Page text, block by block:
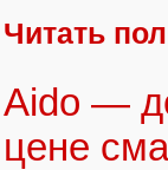
Читать
Aido —
цене